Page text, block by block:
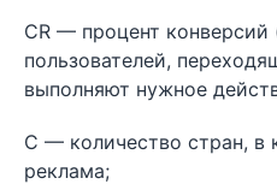
CR — процент конверсий
пользователей,
выполняют нужное
C — количество стран, в
реклама;